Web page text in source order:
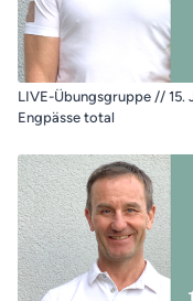
LIVE-Übungsgruppe // 15.
Engpässe total